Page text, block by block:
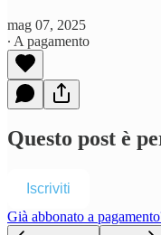
mag 07, 2025
∙ A pagamento
Questo post è
Iscriviti
Già abbonato a